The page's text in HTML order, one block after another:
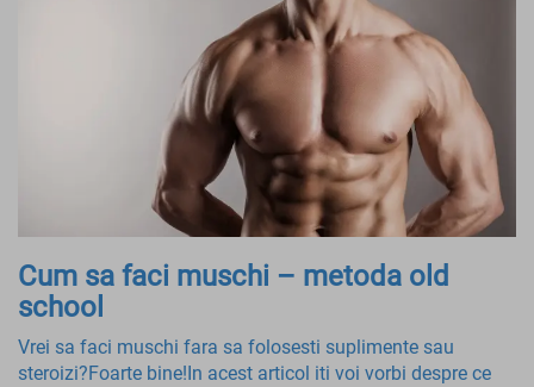
Cum sa faci muschi – metoda old
school
Vrei sa faci muschi fara sa folosesti suplimente sau
steroizi?Foarte bine!In acest articol iti voi vorbi despre ce